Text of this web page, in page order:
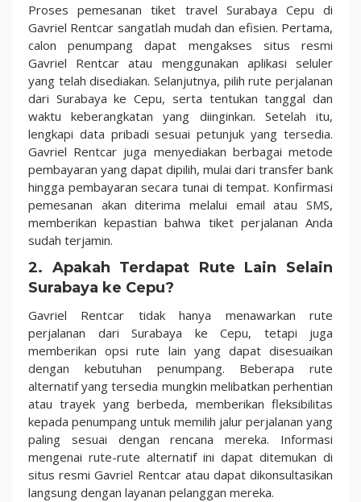
Proses pemesanan tiket travel Surabaya Cepu di
Gavriel Rentcar sangatlah mudah dan efisien. Pertama,
calon penumpang dapat mengakses situs resmi
Gavriel Rentcar atau menggunakan aplikasi seluler
yang telah disediakan. Selanjutnya, pilih rute perjalanan
dari Surabaya ke Cepu, serta tentukan tanggal dan
waktu keberangkatan yang diinginkan. Setelah itu,
lengkapi data pribadi sesuai petunjuk yang tersedia.
Gavriel Rentcar juga menyediakan berbagai metode
pembayaran yang dapat dipilih, mulai dari transfer bank
hingga pembayaran secara tunai di tempat. Konfirmasi
pemesanan akan diterima melalui email atau SMS,
memberikan kepastian bahwa tiket perjalanan Anda
sudah terjamin.
2. Apakah Terdapat Rute Lain Selain
Surabaya ke Cepu?
Gavriel Rentcar tidak hanya menawarkan rute
perjalanan dari Surabaya ke Cepu, tetapi juga
memberikan opsi rute lain yang dapat disesuaikan
dengan kebutuhan penumpang. Beberapa rute
alternatif yang tersedia mungkin melibatkan perhentian
atau trayek yang berbeda, memberikan fleksibilitas
kepada penumpang untuk memilih jalur perjalanan yang
paling sesuai dengan rencana mereka. Informasi
mengenai rute-rute alternatif ini dapat ditemukan di
situs resmi Gavriel Rentcar atau dapat dikonsultasikan
langsung dengan layanan pelanggan mereka.